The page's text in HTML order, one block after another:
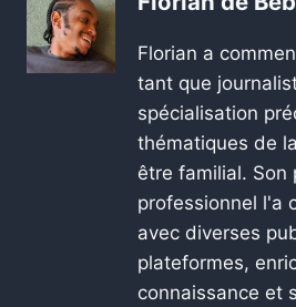
Florian a
tant que
spécialisation
thématiques de
être familial. Son
professionnel l'a
avec diverses
plateformes,
connaissance et